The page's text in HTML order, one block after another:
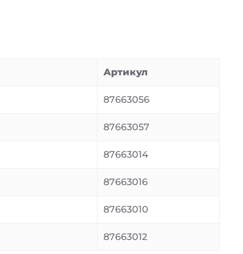
Артикул
87663056
87663057
87663014
87663016
87663010
87663012